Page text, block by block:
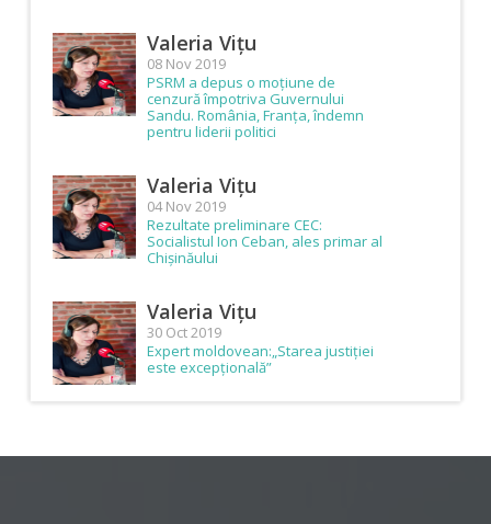
Valeria Vițu
08 Nov 2019
PSRM a depus o moțiune de
cenzură împotriva Guvernului
Sandu. România, Franța, îndemn
pentru liderii politici
Valeria Vițu
04 Nov 2019
Rezultate preliminare CEC:
Socialistul Ion Ceban, ales primar al
Chișinăului
Valeria Vițu
30 Oct 2019
Expert moldovean:„Starea justiției
este excepțională”